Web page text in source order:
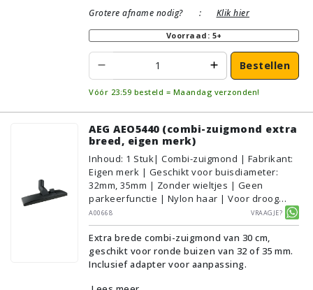
Grotere afname nodig?
: Klik hier
Voorraad: 5+
Bestellen
Vóór 23:59 besteld = Maandag verzonden!
AEG AEO5440 (combi-zuigmond extra
breed, eigen merk)
Inhoud: 1 Stuk| Combi-zuigmond | Fabrikant:
Eigen merk | Geschikt voor buisdiameter:
32mm, 35mm | Zonder wieltjes | Geen
parkeerfunctie | Nylon haar | Voor droog
gebruik | Breedte: 30cm | Zonder verlichting |
Zonder kliksysteem | Zwart | Alternatief |
Geschikt voor vloertype: Plavuizen/Tegels,
Parket/Laminaat, PVC/Vinyl,
Tapijt/Vloerbedekking
A00668 Vraagje?
Extra brede combi-zuigmond van 30 cm,
geschikt voor ronde buizen van 32 of 35 mm.
Inclusief adapter voor aanpassing.